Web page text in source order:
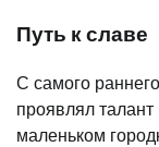
Путь к славе
С самого
проявлял талант
маленьком